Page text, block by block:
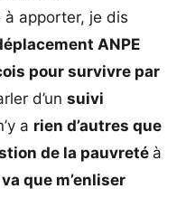
apporter, je dis
ANPE
pour survivre par
d’un suivi
a rien d’autres que
de la pauvreté à
que m’enliser